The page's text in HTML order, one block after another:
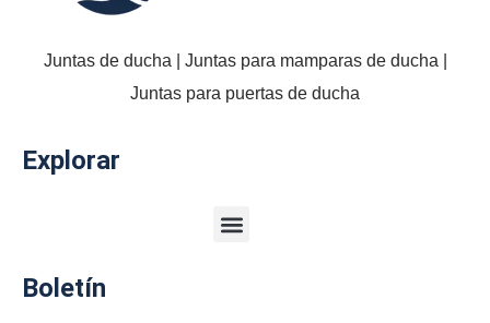
Juntas de ducha | Juntas para mamparas de ducha |
Juntas para puertas de ducha
Explorar
Boletín